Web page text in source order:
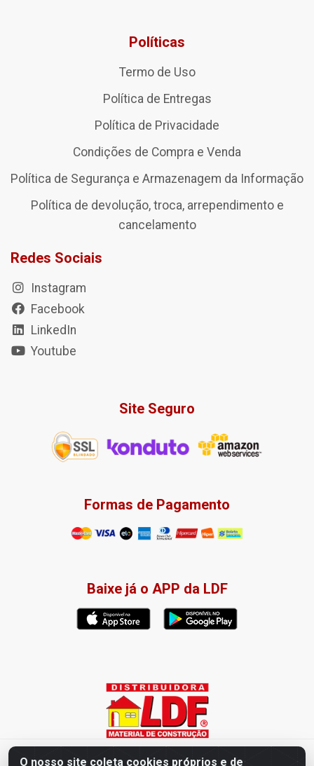
O nosso site coleta cookies próprios e de
Políticas
Termo de Uso
Política de Entregas
Política de Privacidade
Condições de Compra e Venda
Política de Segurança e Armazenagem da Informação
Política de devolução, troca, arrependimento e
cancelamento
Redes Sociais
Instagram
Facebook
LinkedIn
Youtube
Site Seguro
Formas de Pagamento
Baixe já o APP da LDF
Distribuidora LDF - Av. Presidente Tancredo Neves, 203 – Bairro